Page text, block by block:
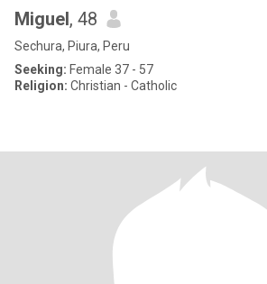
Miguel, 48
Sechura, Piura, Peru
Seeking: Female 37 - 57
Religion: Christian - Catholic